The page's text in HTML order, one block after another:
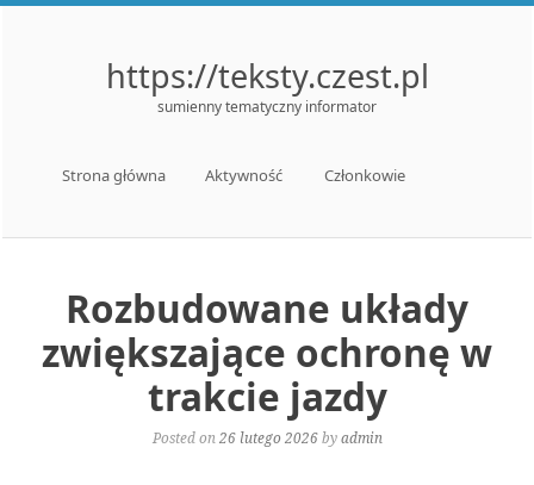
https://teksty.czest.pl
sumienny tematyczny informator
Skip to content
Strona główna Aktywność Członkowie
Rozbudowane układy
zwiększające ochronę w
trakcie jazdy
Posted on 26 lutego 2026byadmin